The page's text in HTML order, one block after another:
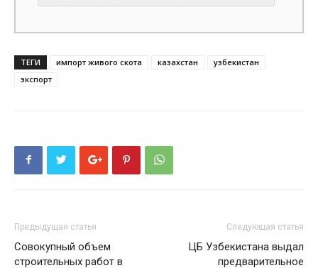
ТЕГИ импорт живого скота казахстан
узбекистан
экспорт
Предыдущая статья
Совокупный объем
строительных работ в
Следующая статья
ЦБ Узбекистана выдал
предварительное